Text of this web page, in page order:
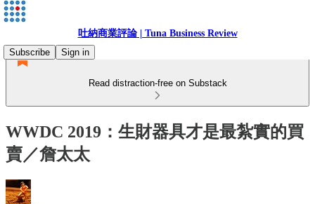
吐納商業評論 | Tuna Business Review
Subscribe
Sign in
Read distraction-free on Substack
WWDC 2019：生財器具才是最紮實的買
賣／詹太太